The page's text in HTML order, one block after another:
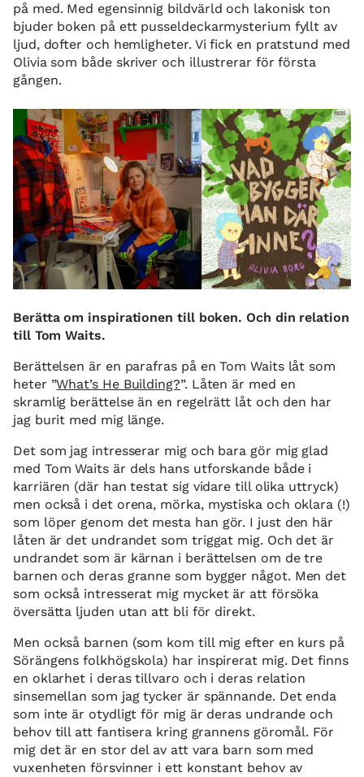
på med. Med egensinnig bildvärld och lakonisk ton
bjuder boken på ett pusseldeckarmysterium fyllt av
ljud, dofter och hemligheter. Vi fick en pratstund med
Olivia som både skriver och illustrerar för första
gången.
Berätta om inspirationen till boken. Och din relation
till Tom Waits.
Berättelsen är en parafras på en Tom Waits låt som
heter ”What’s He Building?”. Låten är med en
skramlig berättelse än en regelrätt låt och den har
jag burit med mig länge.
Det som jag intresserar mig och bara gör mig glad
med Tom Waits är dels hans utforskande både i
karriären (där han testat sig vidare till olika uttryck)
men också i det orena, mörka, mystiska och oklara (!)
som löper genom det mesta han gör. I just den här
låten är det undrandet som triggat mig. Och det är
undrandet som är kärnan i berättelsen om de tre
barnen och deras granne som bygger något. Men det
som också intresserat mig mycket är att försöka
översätta ljuden utan att bli för direkt.
Men också barnen (som kom till mig efter en kurs på
Sörängens folkhögskola) har inspirerat mig. Det finns
en oklarhet i deras tillvaro och i deras relation
sinsemellan som jag tycker är spännande. Det enda
som inte är otydligt för mig är deras undrande och
behov till att fantisera kring grannens göromål. För
mig det är en stor del av att vara barn som med
vuxenheten försvinner i ett konstant behov av